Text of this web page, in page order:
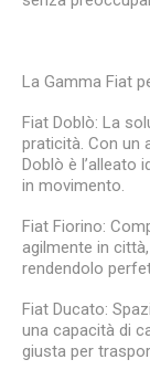
La Gamma Fiat
Fiat Doblò: La
praticità. Con un
Doblò è l’alleato
in movimento.
Fiat Fiorino:
agilmente in
rendendolo
Fiat Ducato:
una capacità di
giusta per